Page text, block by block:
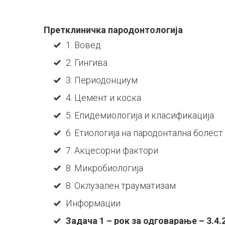
Е-
учење
-
Доктор
по
Претклиничка пародонтологија
1. Вовед
2. Гингива
3. Периодонциум
4. Цемент и коска
5. Епидемиологија и класификација
6. Етиологија на пародонтална болест
7. Акцесорни фактори
8. Микробиологија
8. Оклузален трауматизам
Информации
Задача 1 – рок за одговарање –